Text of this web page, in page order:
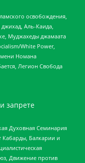
освобождения,
Аль-Каида,
Муджахеды джамаата
White Power,
Номана
Легион Свобода
запрете
Духовная Семинария
Кабарды, Балкарии и
Движение против